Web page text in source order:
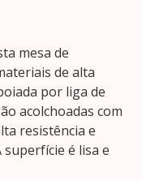
mesa de
de alta
por liga de
acolchoadas com
resistência e
superfície é lisa e